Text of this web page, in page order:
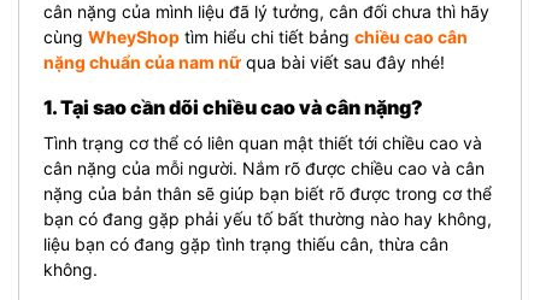
cân nặng của mình liệu đã lý tưởng, cân đối chưa thì hãy
cùng WheyShop tìm hiểu chi tiết bảng chiều cao cân
nặng chuẩn của nam nữ qua bài viết sau đây nhé!
1. Tại sao cần dõi chiều cao và cân nặng?
Tình trạng cơ thể có liên quan mật thiết tới chiều cao và
cân nặng của mỗi người. Nắm rõ được chiều cao và cân
nặng của bản thân sẽ giúp bạn biết rõ được trong cơ thể
bạn có đang gặp phải yếu tố bất thường nào hay không,
liệu bạn có đang gặp tình trạng thiếu cân, thừa cân
không.